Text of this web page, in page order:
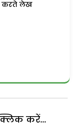
करते लेख
करें...